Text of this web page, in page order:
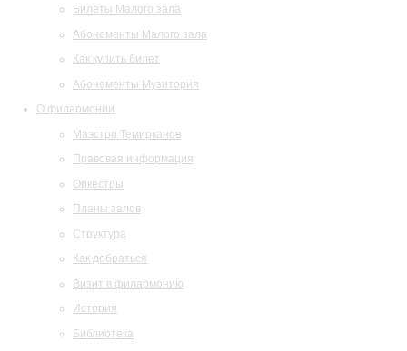
Билеты Малого зала
Абонементы Малого зала
Как купить билет
Абонементы Музитория
О филармонии
Маэстро Темирканов
Правовая информация
Оркестры
Планы залов
Структура
Как добраться
Визит в филармонию
История
Библиотека